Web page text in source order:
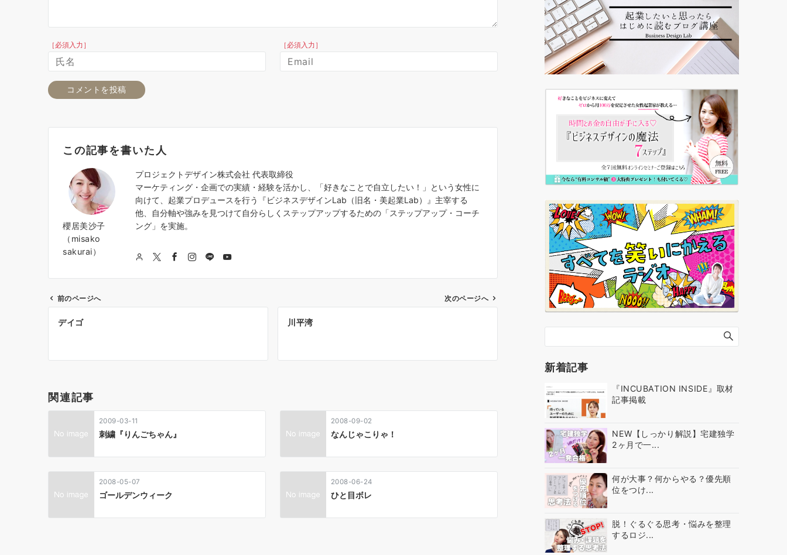
［必須入力］ ［必須入力］
この記事を書いた人
櫻居美沙子
（misako
sakurai）
プロジェクトデザイン株式会社 代表取締役
マーケティング・企画での実績・経験を活かし、「好きなことで自立したい！」という女性に
向けて、起業プロデュースを行う『ビジネスデザインLab（旧名・美起業Lab）』主宰する
他、自分軸や強みを見つけて自分らしくステップアップするための「ステップアップ・コーチ
ング」を実施。
投
ゲ
ー
シ
ョ
ン
前のページへ
デイゴ
次のページへ
川平湾
関連記事
2009-03-11
刺繍『りんごちゃん』
2008-09-02
なんじゃこりゃ！
2008-05-07
ゴールデンウィーク
2008-06-24
ひと目ボレ
新着記事
『INCUBATION INSIDE』取材
記事掲載
NEW【しっかり解説】宅建独学
2ヶ月で一...
何が大事？何からやる？優先順
位をつけ...
脱！ぐるぐる思考・悩みを整理
するロジ...